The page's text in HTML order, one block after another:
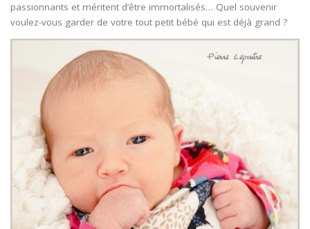
passionnants et méritent d’être immortalisés… Quel souvenir
voulez-vous garder de votre tout petit bébé qui est déjà grand ?